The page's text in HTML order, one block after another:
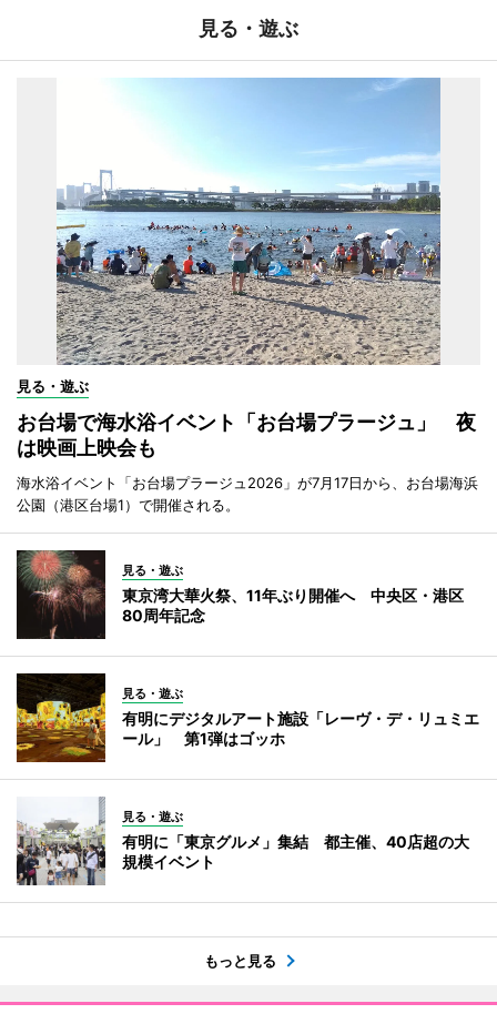
見る・遊ぶ
見る・遊ぶ
お台場で海水浴イベント「お台場プラージュ」 夜
は映画上映会も
海水浴イベント「お台場プラージュ2026」が7月17日から、お台場海浜
公園（港区台場1）で開催される。
見る・遊ぶ
東京湾大華火祭、11年ぶり開催へ 中央区・港区
80周年記念
見る・遊ぶ
有明にデジタルアート施設「レーヴ・デ・リュミエ
ール」 第1弾はゴッホ
見る・遊ぶ
有明に「東京グルメ」集結 都主催、40店超の大
規模イベント
もっと見る